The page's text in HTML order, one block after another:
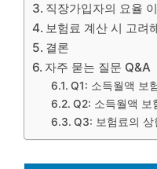
직장가입자의 요율
보험료 계산 시 고려
결론
자주 묻는 질문 Q&A
Q1: 소득월액 보
Q2: 소득월액 보
Q3: 보험료의 상